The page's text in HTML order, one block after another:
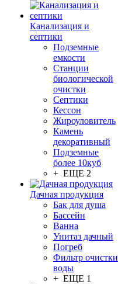
Канализация и
септики
Подземные
емкости
Станции
биологической
очистки
Септики
Кессон
Жироуловитель
Камень
декоративный
Подземные
более 10куб
+ ЕЩЕ 2
Дачная продукция
Бак для душа
Бассейн
Ванна
Унитаз дачный
Погреб
Фильтр очистки
воды
+ ЕЩЕ 1